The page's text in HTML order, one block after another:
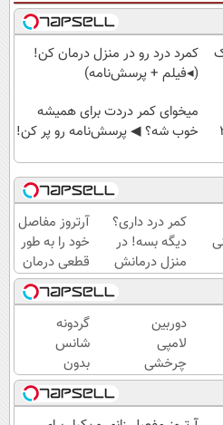
کمرد درد رو در منزل درمان کن!
(◂فیلم + پرسش‌نامه)
۲۵
میخوای کمر دردت برای همیشه
خوب شه؟ ◀ پرسش‌نامه رو پر کن!
کمر درد داری؟
دیگه بسه! در
منزل درمانش
کن
(◀پرسش‌نامه)
آرتروز مفاصل
خود را به طور
قطعی درمان
کنید!
◗پرسش‌نامه◖
دوربین
لامپی
چرخشی
360
درجه
گردونه
شانس
بدون
پوچ، از
آیفون17تا